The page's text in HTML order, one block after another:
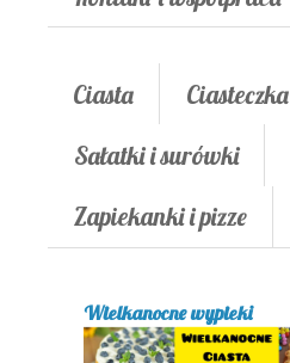
Ciasta Ciasteczka
Sałatki i surówki
Zapiekanki i pizze
Wielkanocne wypieki